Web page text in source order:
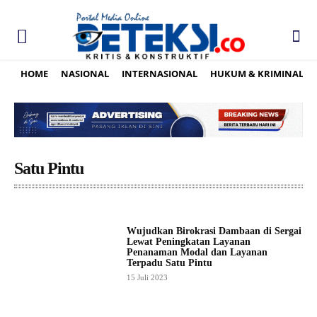
HOME NASIONAL INTERNASIONAL HUKUM & KRIMINAL
Satu Pintu
Wujudkan Birokrasi Dambaan di Sergai
Lewat Peningkatan Layanan
Penanaman Modal dan Layanan
Terpadu Satu Pintu
15 Juli 2023